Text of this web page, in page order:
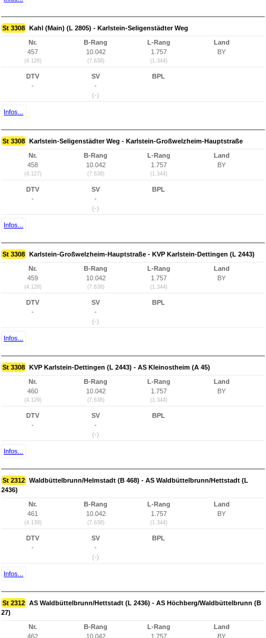
St 3308 Kahl (Main) (L 2805) - Karlstein-Seligenstädter Weg
Nr.
457
(4.126)
B-Rang
10.042
(7.638)
L-Rang
1.757
(1.344)
Land
BY
DTV
-
SV
-
(-)
BPL
Infos...
St 3308 Karlstein-Seligenstädter Weg - Karlstein-Großwelzheim-Hauptstraße
Nr.
458
(4.127)
B-Rang
10.042
(7.638)
L-Rang
1.757
(1.344)
Land
BY
DTV
-
SV
-
(-)
BPL
Infos...
St 3308 Karlstein-Großwelzheim-Hauptstraße - KVP Karlstein-Dettingen (L 2443)
Nr.
459
(4.128)
B-Rang
10.042
(7.638)
L-Rang
1.757
(1.344)
Land
BY
DTV
-
SV
-
(-)
BPL
Infos...
St 3308 KVP Karlstein-Dettingen (L 2443) - AS Kleinostheim (A 45)
Nr.
460
(4.129)
B-Rang
10.042
(7.638)
L-Rang
1.757
(1.344)
Land
BY
DTV
-
SV
-
(-)
BPL
Infos...
St 2312 Waldbüttelbrunn/Helmstadt (B 468) - AS Waldbüttelbrunn/Hettstadt (L
2436)
Nr.
461
(4.139)
B-Rang
10.042
(7.638)
L-Rang
1.757
(1.344)
Land
BY
DTV
-
SV
-
(-)
BPL
Infos...
St 2312 AS Waldbüttelbrunn/Hettstadt (L 2436) - AS Höchberg/Waldbüttelbrunn (B
27)
Nr.
462
B-Rang
10.042
L-Rang
1.757
Land
BY